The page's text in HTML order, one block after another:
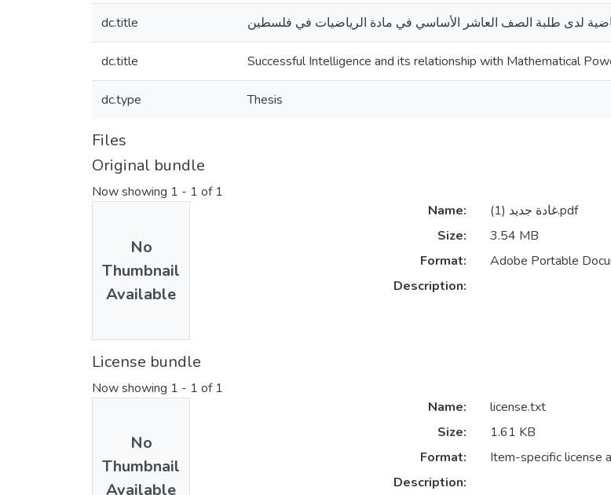
dc.title لدى طلبة الصف العاشر الأساسي في مادة الرياضيات في فلسطين
dc.title Successful Intelligence and its relationship with Mathematical
dc.type Thesis
Files
Original bundle
Now showing 1 - 1 of 1
No
Thumbnail
Available
Name:
غادة جديد (1).pdf
Size:
3.54 MB
Format:
Adobe Portable
Description:
License bundle
Now showing 1 - 1 of 1
No
Thumbnail
Available
Name:
license.txt
Size:
1.61 KB
Format:
Item-specific license
Description: